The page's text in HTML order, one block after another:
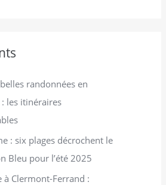
randonnées en
les itinéraires
: six plages décrochent le
Bleu pour l’été 2025
à Clermont-Ferrand :